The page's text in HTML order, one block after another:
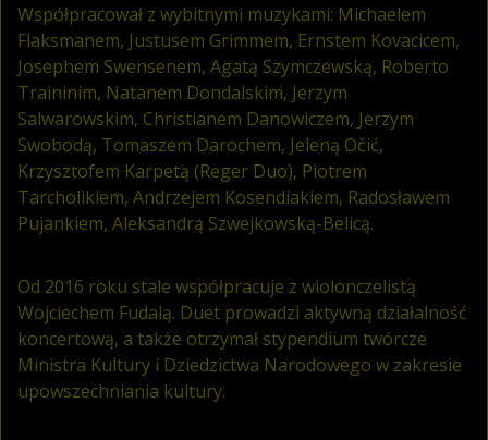
Współpracował z wybitnymi muzykami: Michaelem
Flaksmanem, Justusem Grimmem, Ernstem Kovacicem,
Josephem Swensenem, Agatą Szymczewską, Roberto
Traininim, Natanem Dondalskim, Jerzym
Salwarowskim, Christianem Danowiczem, Jerzym
Swobodą, Tomaszem Darochem, Jeleną Očić,
Krzysztofem Karpetą (Reger Duo), Piotrem
Tarcholikiem, Andrzejem Kosendiakiem, Radosławem
Pujankiem, Aleksandrą Szwejkowską-Belicą.
Od 2016 roku stale współpracuje z wiolonczelistą
Wojciechem Fudalą. Duet prowadzi aktywną działalność
koncertową, a także otrzymał stypendium twórcze
Ministra Kultury i Dziedzictwa Narodowego w zakresie
upowszechniania kultury.